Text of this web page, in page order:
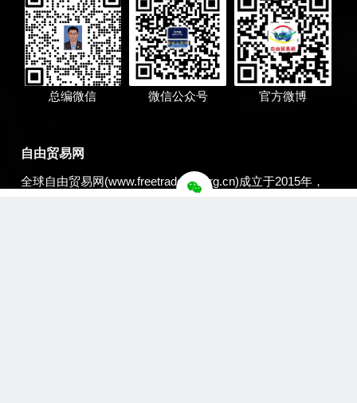
总编微信 微信公众号 官方微博
自由贸易网
全球自由贸易网(www.freetradenet.org.cn)成立于2015年，